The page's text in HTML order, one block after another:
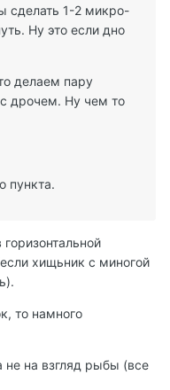
сделать 1-2 микро-
Ну это если дно
делаем пару
дрочем. Ну чем то
пункта.
хищьник с миногой
то намного
не на взгляд рыбы (все